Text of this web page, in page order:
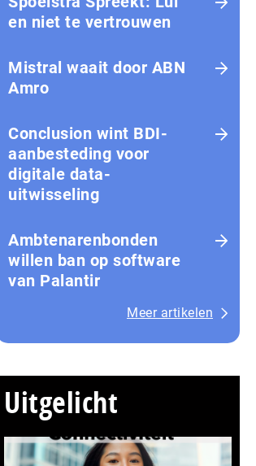
en niet te vertrouwen
Mistral waait door ABN
Amro
Conclusion wint BDI-
aanbesteding voor
digitale data-
uitwisseling
Ambtenarenbonden
willen ban op software
van Palantir
Meer artikelen
Uitgelicht